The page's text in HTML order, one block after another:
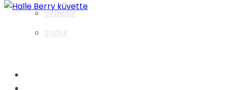
Videolar
Sağlık